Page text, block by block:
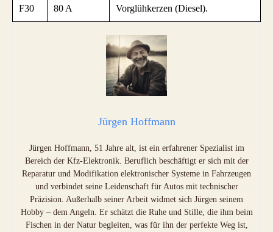
F30 80 A Vorglühkerzen (Diesel).
Jürgen Hoffmann
Jürgen Hoffmann, 51 Jahre alt, ist ein erfahrener Spezialist im
Bereich der Kfz-Elektronik. Beruflich beschäftigt er sich mit der
Reparatur und Modifikation elektronischer Systeme in Fahrzeugen
und verbindet seine Leidenschaft für Autos mit technischer
Präzision. Außerhalb seiner Arbeit widmet sich Jürgen seinem
Hobby – dem Angeln. Er schätzt die Ruhe und Stille, die ihm beim
Fischen in der Natur begleiten, was für ihn der perfekte Weg ist,